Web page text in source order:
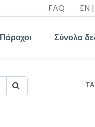
FAQ EN |
Πάροχοι Σύνολα